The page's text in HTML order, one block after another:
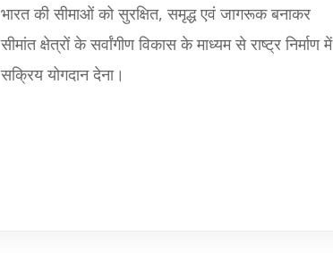
भारत की सीमाओं को सुरक्षित, समृद्ध एवं जागरूक बनाकर
सीमांत क्षेत्रों के सर्वांगीण विकास के माध्यम से राष्ट्र निर्माण में
सक्रिय योगदान देना।